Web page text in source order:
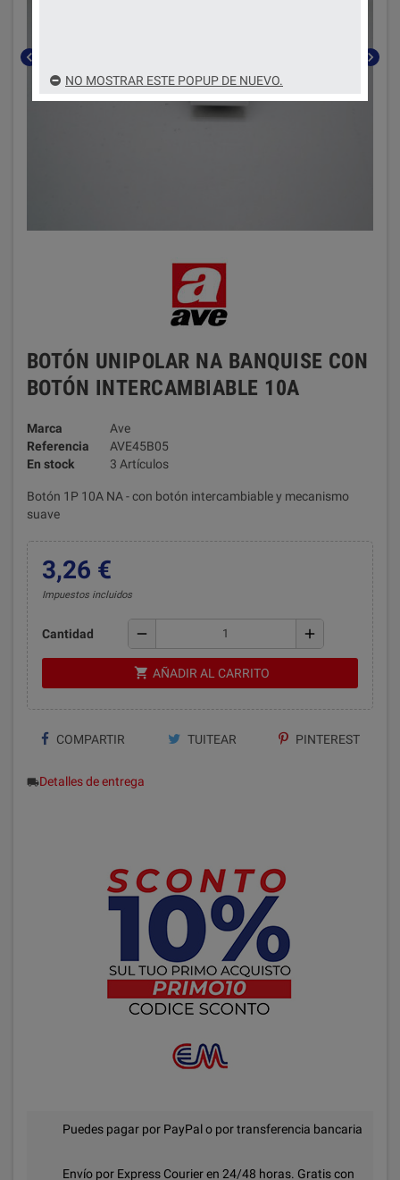
chevron_left chevron_right
BOTÓN UNIPOLAR NA BANQUISE CON
BOTÓN INTERCAMBIABLE 10A
Marca
Ave
Referencia
AVE45B05
En stock
3 Artículos
Botón 1P 10A NA - con botón intercambiable y mecanismo
suave
3,26 €
Impuestos incluidos
Cantidad remove add
shopping_cart AÑADIR AL CARRITO
COMPARTIR TUITEAR PINTEREST
local_shippingDetalles de entrega
Puedes pagar por PayPal o por transferencia bancaria
Envío por Express Courier en 24/48 horas. Gratis con
NO MOSTRAR ESTE POPUP DE NUEVO.